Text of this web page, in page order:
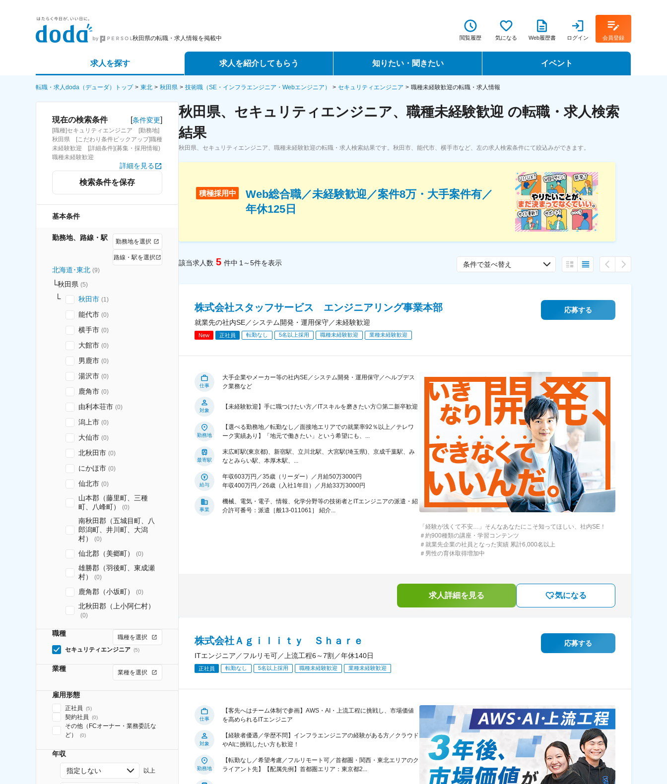
秋田県の転職・求人情報を掲載中 閲覧履歴 気になる Web履歴書 ログイン 会員登録
求人を探す
詳細条件から探す
求人特集から探す
求人を紹介してもらう
エージェントサービス
スカウトサービス
パートナーエージェントサービス
知りたい・聞きたい
転職ノウハウ
データで見る転職
イベント
転職イベント・転職セミナー
転職フェア
転職・求人doda（デューダ）トップ 東北 秋田県 技術職（SE・インフラエンジニア・Webエンジニア） セキュリティエンジニア 職種未経験歓迎の転職・求人情報
現在の検索条件 [条件変更]
[職種]セキュリティエンジニア [勤務地]
秋田県 [こだわり条件ピックアップ]職種
未経験歓迎 [詳細条件](募集・採用情報)
職種未経験歓迎
詳細を見る
検索条件を保存
基本条件
勤務地、路線・駅 勤務地を選択
路線・駅を選択
北海道･東北 (9)
秋田県 (5)
秋田市 (1 )
能代市 (0)
横手市 (0)
大館市 (0)
男鹿市 (0)
湯沢市 (0)
鹿角市 (0)
由利本荘市 (0)
潟上市 (0)
大仙市 (0)
北秋田市 (0)
にかほ市 (0)
仙北市 (0)
山本郡（藤里町、三種
町、八峰町）
(0)
南秋田郡（五城目町、八
郎潟町、井川町、大潟
村）
(0)
仙北郡（美郷町） (0)
雄勝郡（羽後町、東成瀬
村）
(0)
鹿角郡（小坂町） (0)
北秋田郡（上小阿仁村）
(0)
職種
職種を選択
セキュリティエンジニア (5)
業種 業種を選択
雇用形態
正社員 (5)
契約社員 (0)
その他（FCオーナー・業務委託な
ど）
(0)
年収
指定しない 以上
秋田県、セキュリティエンジニア、職種未経験歓迎 の転職・求人検索
結果
秋田県、セキュリティエンジニア、職種未経験歓迎の転職・求人検索結果です。秋田市、能代市、横手市など、左の求人検索条件にて絞込みができます。
積極採用中
Web総合職／未経験歓迎／案件8万・大手案件有／
年休125日
該当求人数 5 件中 1～5件を表示 条件で並べ替え
株式会社スタッフサービス エンジニアリング事業本部
就業先の社内SE／システム開発・運用保守／未経験歓迎
New 正社員 転勤なし 5名以上採用 職種未経験歓迎 業種未経験歓迎
応募する
仕事
大手企業やメーカー等の社内SE／システム開発・運用保守／ヘルプデス
ク業務など
対象
【未経験歓迎】手に職つけたい方／ITスキルを磨きたい方◎第二新卒歓迎
勤務地
【選べる勤務地／転勤なし／面接地エリアでの就業率92％以上／テレワ
ーク実績あり】「地元で働きたい」という希望にも、...
最寄駅
末広町駅(東京都)、新宿駅、立川北駅、大宮駅(埼玉県)、京成千葉駅、み
なとみらい駅、本厚木駅、...
給与
年収603万円／35歳（リーダー）／月給50万3000円
年収400万円／26歳（入社1年目）／月給33万3000円
事業
機械、電気・電子、情報、化学分野等の技術者とITエンジニアの派遣・紹
介許可番号：派遣［般13-011061］ 紹介...
「経験が浅くて不安…」そんなあなたにこそ知ってほしい、社内SE！
＃約900種類の講座・学習コンテンツ
＃就業先企業の社員となった実績 累計6,000名以上
＃男性の育休取得増加中
求人詳細を見る 気になる
株式会社Ａｇｉｌｉｔｙ Ｓｈａｒｅ
ITエンジニア／フルリモ可／上流工程6～7割／年休140日
正社員 転勤なし 5名以上採用 職種未経験歓迎 業種未経験歓迎
応募する
仕事
【客先へはチーム体制で参画】AWS・AI・上流工程に挑戦し、市場価値
を高められるITエンジニア
対象
【経験者優遇／学歴不問】インフラエンジニアの経験がある方／クラウド
やAIに挑戦したい方も歓迎！
勤務地
【転勤なし／希望考慮／フルリモート可／首都圏・関西・東北エリアのク
ライアント先】【配属先例】首都圏エリア：東京都2...